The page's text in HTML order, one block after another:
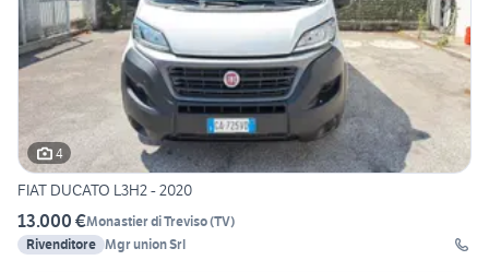
4
FIAT DUCATO L3H2 - 2020
13.000 €Monastier di Treviso(TV)
Rivenditore Mgr union Srl